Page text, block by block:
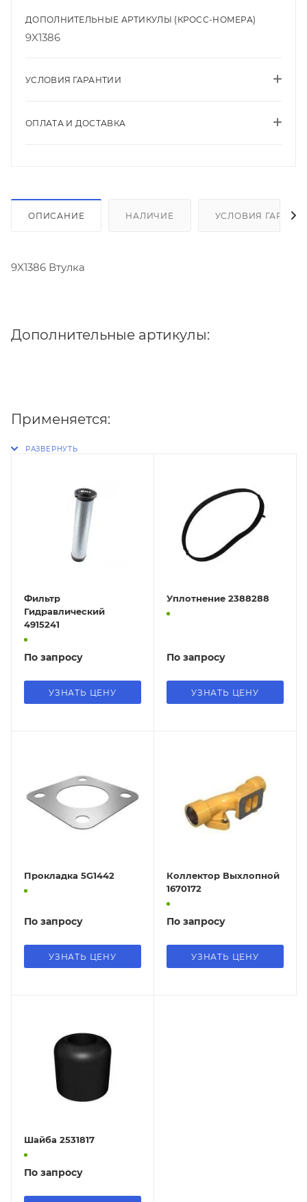
ДОПОЛНИТЕЛЬНЫЕ АРТИКУЛЫ (КРОСС-НОМЕРА)
9X1386
УСЛОВИЯ ГАРАНТИИ
ОПЛАТА И ДОСТАВКА
ОПИСАНИЕ НАЛИЧИЕ УСЛОВИЯ
9X1386 Втулка
Дополнительные артикулы:
Применяется:
Фильтр
Гидравлический
4915241
По запросу
УЗНАТЬ ЦЕНУ
Уплотнение 2388288
По запросу
УЗНАТЬ ЦЕНУ
Прокладка 5G1442
По запросу
УЗНАТЬ ЦЕНУ
Коллектор Выхлопной
1670172
По запросу
УЗНАТЬ ЦЕНУ
Шайба 2531817
По запросу